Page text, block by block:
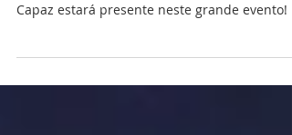
11 de out. de 2022 1 min de leitura
MERCOPAR 2022
Capaz estará presente neste grande evento!